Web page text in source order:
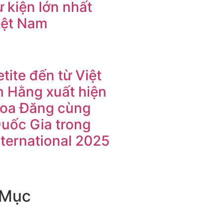
kiện lớn nhất
Nam
đến từ Việt
Hằng xuất hiện
Đăng cùng
Gia trong
2025